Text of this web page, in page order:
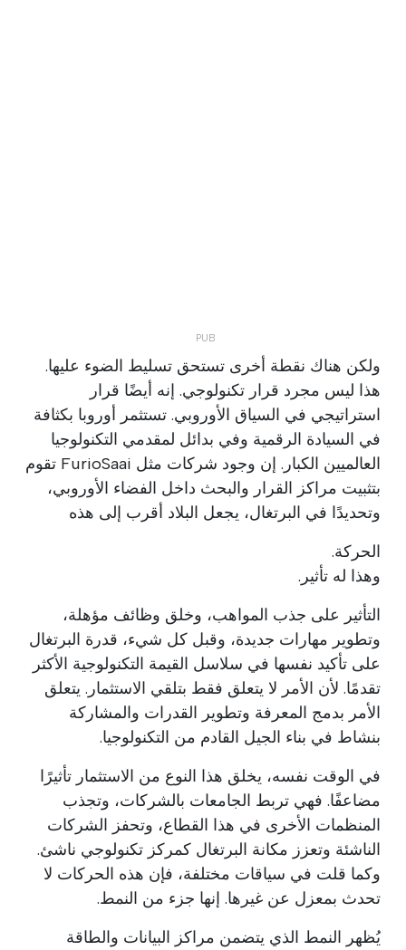
ولكن هناك نقطة أخرى تستحق تسليط الضوء عليها.
هذا ليس مجرد قرار تكنولوجي. إنه أيضًا قرار
استراتيجي في السياق الأوروبي. تستثمر أوروبا بكثافة
في السيادة الرقمية وفي بدائل لمقدمي التكنولوجيا
العالميين الكبار. إن وجود شركات مثل FurioSaai تقوم
بتثبيت مراكز القرار والبحث داخل الفضاء الأوروبي،
وتحديدًا في البرتغال، يجعل البلاد أقرب إلى هذه
الحركة.
وهذا له تأثير.
التأثير على جذب المواهب، وخلق وظائف مؤهلة،
وتطوير مهارات جديدة، وقبل كل شيء، قدرة البرتغال
على تأكيد نفسها في سلاسل القيمة التكنولوجية الأكثر
تقدمًا. لأن الأمر لا يتعلق فقط بتلقي الاستثمار. يتعلق
الأمر بدمج المعرفة وتطوير القدرات والمشاركة
بنشاط في بناء الجيل القادم من التكنولوجيا.
في الوقت نفسه، يخلق هذا النوع من الاستثمار تأثيرًا
مضاعفًا. فهي تربط الجامعات بالشركات، وتجذب
المنظمات الأخرى في هذا القطاع، وتحفز الشركات
الناشئة وتعزز مكانة البرتغال كمركز تكنولوجي ناشئ.
وكما قلت في سياقات مختلفة، فإن هذه الحركات لا
تحدث بمعزل عن غيرها. إنها جزء من النمط.
يُظهر النمط الذي يتضمن مراكز البيانات والطاقة